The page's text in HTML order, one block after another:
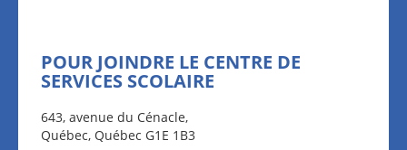
POUR JOINDRE LE CENTRE DE
SERVICES SCOLAIRE
643, avenue du Cénacle,
Québec, Québec G1E 1B3